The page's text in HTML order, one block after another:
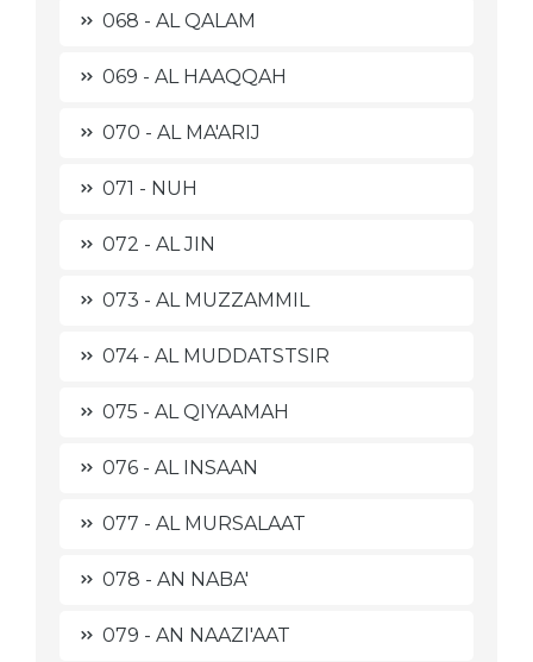
068 - AL QALAM
069 - AL HAAQQAH
070 - AL MA'ARIJ
071 - NUH
072 - AL JIN
073 - AL MUZZAMMIL
074 - AL MUDDATSTSIR
075 - AL QIYAAMAH
076 - AL INSAAN
077 - AL MURSALAAT
078 - AN NABA'
079 - AN NAAZI'AAT